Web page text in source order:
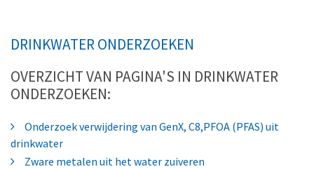
DRINKWATER ONDERZOEKEN
OVERZICHT VAN PAGINA'S IN DRINKWATER
ONDERZOEKEN:
Onderzoek verwijdering van GenX, C8,PFOA (PFAS) uit
drinkwater
Zware metalen uit het water zuiveren